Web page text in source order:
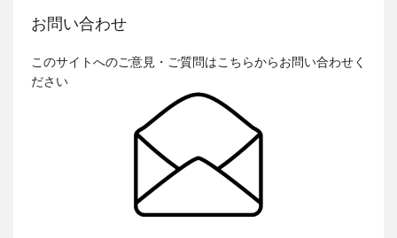
お問い合わせ
このサイトへのご意見・ご質問はこちらからお問い合わせく
ださい